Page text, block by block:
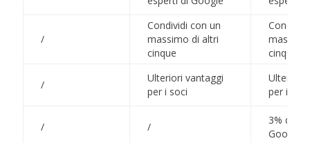
/
Condividi con un
massimo di altri
cinque
cinque
/
Ulteriori vantaggi
per i soci
Ulteriori
per i soci
/ /
3% di
Google